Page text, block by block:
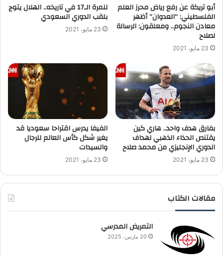
أبو تريكة عن رفع رياض محرز العلم
الفلسطيني: “العدوان” أظهر
معادن النجوم.. ومعلقون: الرسالة
لصلاح
23 مايو، 2021
للمرة الـ17 في تاريخه.. الهلال يتوج
بلقب الدوري السعودي
23 مايو، 2021
بفارق هدف واحد.. هاري كين
يقتنص الحذاء الذهبي لهداف
الدوري الإنجليزي من محمد صلاح
23 مايو، 2021
الفيفا يدرس اقتراحا سعوديا قد
يغير شكل كأس العالم للرجال
والسيدات
23 مايو، 2021
مقالات الكتاب
التمريض المدرسي
20 مارس، 2025